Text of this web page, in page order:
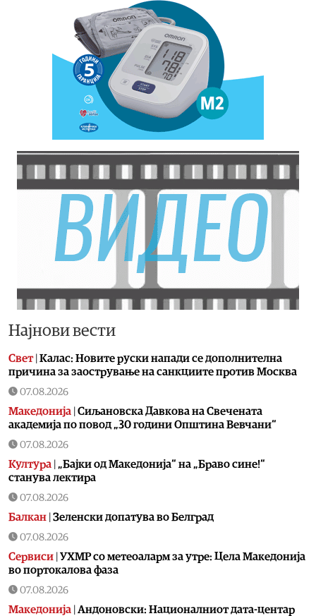
Најнови вести
Свет| Калас: Новите руски напади се дополнителна
причина за заострување на санкциите против Москва
07.08.2026
Македонија Сиљановска Давкова на Свечената
академија по повод „30 години Општина Вевчани“
07.08.2026
Култура „Бајки од Македонија“ на „Браво сине!“
станува лектира
07.08.2026
Балкан Зеленски допатува во Белград
07.08.2026
Сервиси УХМР со метеоаларм за утре: Цела Македонија
во портокалова фаза
07.08.2026
Македонија Андоновски: Националниот дата-центар